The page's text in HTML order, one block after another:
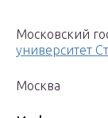
Московский
университет
Москва